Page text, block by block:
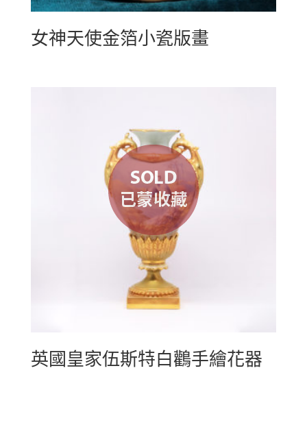
女神天使金箔小瓷版畫
英國皇家伍斯特白鸛手繪花器